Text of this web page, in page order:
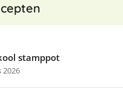
stamppot
2026